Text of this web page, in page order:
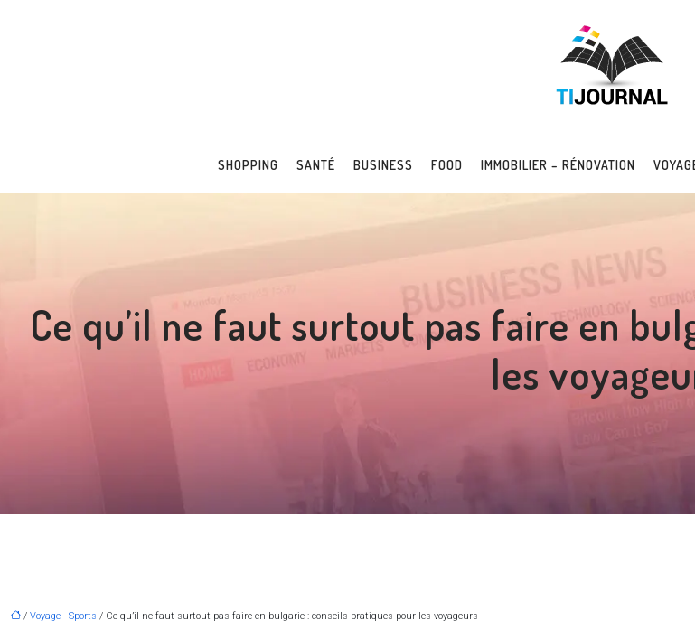
SHOPPING SANTÉ BUSINESS FOOD IMMOBILIER – RÉNOVATION
Ce qu’il ne faut surtout pas faire en
les
/ Voyage - Sports / Ce qu’il ne faut surtout pas faire en bulgarie : conseils pratiques pour les voyageurs